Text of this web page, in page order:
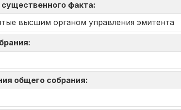
факта:
высшим органом управления эмитента
общего собрания: